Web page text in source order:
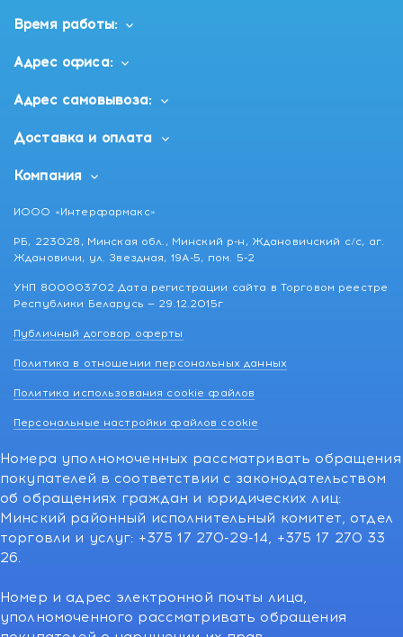
Время работы:
Адрес офиса:
Адрес самовывоза:
Доставка и оплата
Компания
ИООО «Интерфармакс»
РБ, 223028, Минская обл., Минский р-н, Ждановичский с/с, аг.
Ждановичи, ул. Звездная, 19А-5, пом. 5-2
УНП 800003702 Дата регистрации сайта в Торговом реестре
Республики Беларусь — 29.12.2015г
Публичный договор оферты
Политика в отношении персональных данных
Политика использования cookie файлов
Персональные настройки файлов cookie
Номера уполномоченных рассматривать обращения
покупателей в соответствии с законодательством
об обращениях граждан и юридических лиц:
Минский районный исполнительный комитет, отдел
торговли и услуг: +375 17 270-29-14, +375 17 270 33
26.
Номер и адрес электронной почты лица,
уполномоченного рассматривать обращения